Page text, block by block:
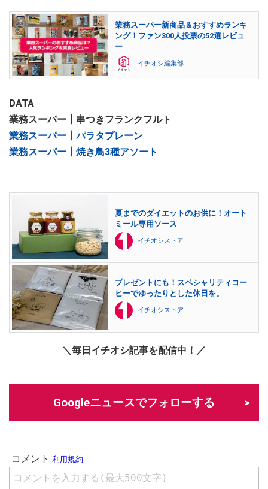
業務スーパー新商品＆おすすめランキ
ング！ファン300人投票の52選レビュ
ー
イチオシ編集部
DATA
業務スーパー┃串つきフランクフルト
業務スーパー┃パラタプレーン
業務スーパー┃焼き鳥3種アソート
夏までのダイエットのお供に！オート
ミール専用ソース
イチオシストア
プレゼントにも！スペシャリティコー
ヒーでゆったりとした休日を。
イチオシストア
＼毎日イチオシ記事を配信中！／
Googleニュースでフォローする